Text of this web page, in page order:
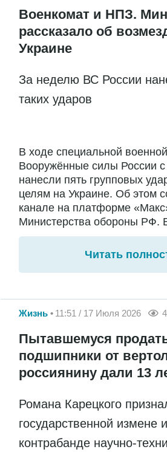
Военкомат и НПЗ.
рассказало об
Украине
За неделю ВС России
таких ударов
В ходе специальной
Вооружённые силы России
нанесли пять групповых
целям на Украине. Об этом
канале на платформе
Министерства обороны РФ.
Читать
Жизнь 11:51 / 17 Июля 2026
Пытавшемуся
подшипники от
россиянину дали 13
Романа Карецкого
государственной измене
контрабанде научно-